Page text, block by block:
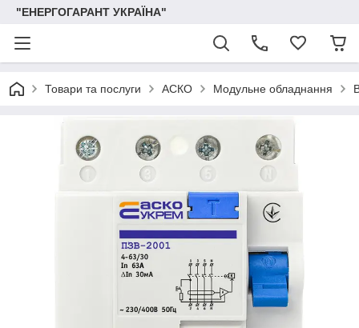
"ЕНЕРГОГАРАНТ УКРАЇНА"
Товари та послуги АСКО Модульне обладнання